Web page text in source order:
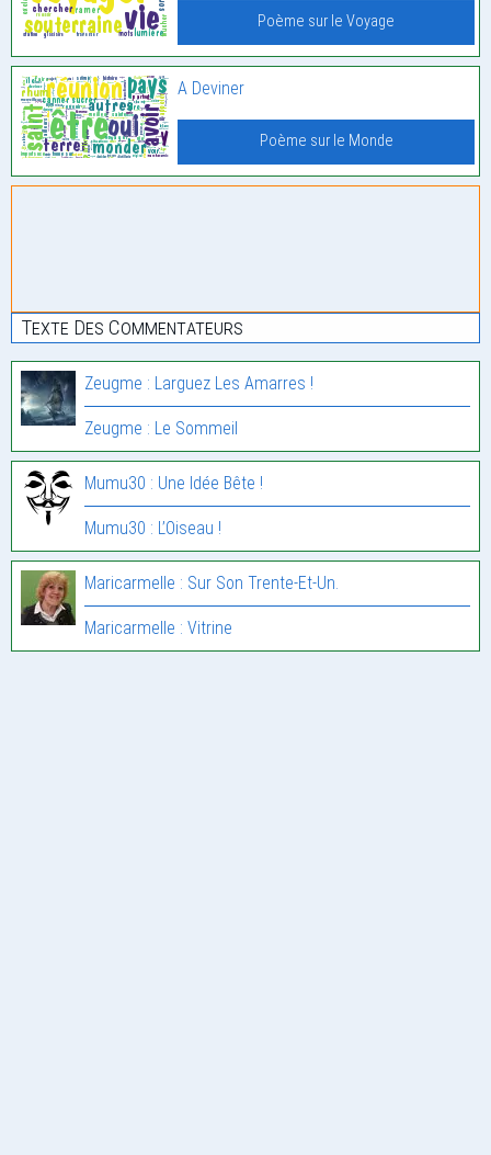
Poème sur le Voyage
A Deviner
Poème sur le Monde
Texte Des Commentateurs
Zeugme : Larguez Les Amarres !
Zeugme : Le Sommeil
Mumu30 : Une Idée Bête !
Mumu30 : L’Oiseau !
Maricarmelle : Sur Son Trente-Et-Un.
Maricarmelle : Vitrine